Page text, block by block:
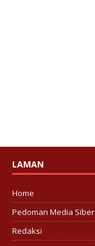
LAMAN
Home
Pedoman Media Siber
Redaksi